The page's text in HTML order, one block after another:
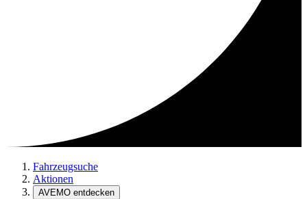
Fahrzeugsuche
Aktionen
AVEMO entdecken